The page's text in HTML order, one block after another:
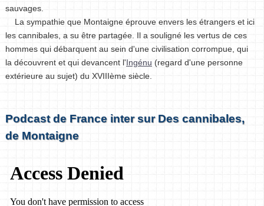
sauvages.
La sympathie que Montaigne éprouve envers les étrangers et ici
les cannibales, a su être partagée. Il a souligné les vertus de ces
hommes qui débarquent au sein d'une civilisation corrompue, qui
la découvrent et qui devancent l'Ingénu (regard d'une personne
extérieure au sujet) du XVIIIème siècle.
Podcast de France inter sur Des cannibales,
de Montaigne